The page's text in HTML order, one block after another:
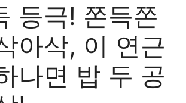
등극! 쫀득쫀
아삭, 이 연근
나면 밥 두 공